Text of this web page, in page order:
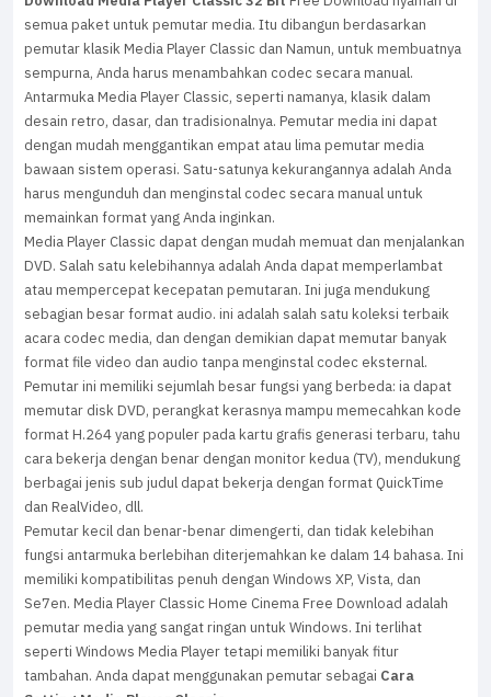
semua paket untuk pemutar media. Itu dibangun berdasarkan
pemutar klasik Media Player Classic dan Namun, untuk membuatnya
sempurna, Anda harus menambahkan codec secara manual.
Antarmuka Media Player Classic, seperti namanya, klasik dalam
desain retro, dasar, dan tradisionalnya. Pemutar media ini dapat
dengan mudah menggantikan empat atau lima pemutar media
bawaan sistem operasi. Satu-satunya kekurangannya adalah Anda
harus mengunduh dan menginstal codec secara manual untuk
memainkan format yang Anda inginkan.
Media Player Classic dapat dengan mudah memuat dan menjalankan
DVD. Salah satu kelebihannya adalah Anda dapat memperlambat
atau mempercepat kecepatan pemutaran. Ini juga mendukung
sebagian besar format audio. ini adalah salah satu koleksi terbaik
acara codec media, dan dengan demikian dapat memutar banyak
format file video dan audio tanpa menginstal codec eksternal.
Pemutar ini memiliki sejumlah besar fungsi yang berbeda: ia dapat
memutar disk DVD, perangkat kerasnya mampu memecahkan kode
format H.264 yang populer pada kartu grafis generasi terbaru, tahu
cara bekerja dengan benar dengan monitor kedua (TV), mendukung
berbagai jenis sub judul dapat bekerja dengan format QuickTime
dan RealVideo, dll.
Pemutar kecil dan benar-benar dimengerti, dan tidak kelebihan
fungsi antarmuka berlebihan diterjemahkan ke dalam 14 bahasa. Ini
memiliki kompatibilitas penuh dengan Windows XP, Vista, dan
Se7en. Media Player Classic Home Cinema Free Download adalah
pemutar media yang sangat ringan untuk Windows. Ini terlihat
seperti Windows Media Player tetapi memiliki banyak fitur
tambahan. Anda dapat menggunakan pemutar sebagai Cara